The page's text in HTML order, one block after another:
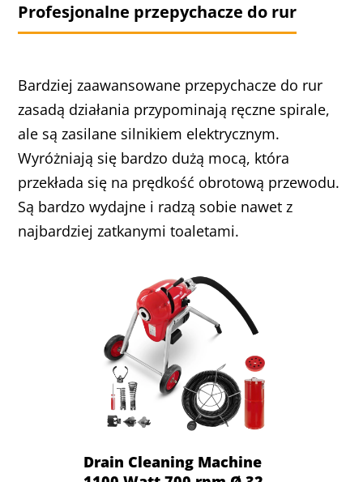
Profesjonalne przepychacze do rur
Bardziej zaawansowane przepychacze do rur
zasadą działania przypominają ręczne spirale,
ale są zasilane silnikiem elektrycznym.
Wyróżniają się bardzo dużą mocą, która
przekłada się na prędkość obrotową przewodu.
Są bardzo wydajne i radzą sobie nawet z
najbardziej zatkanymi toaletami.
Drain Cleaning Machine